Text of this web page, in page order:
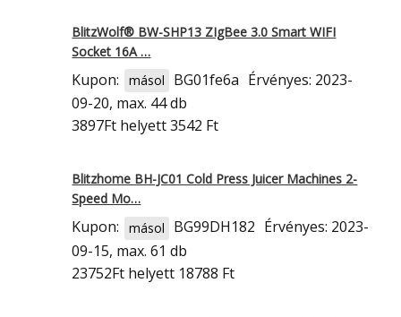
BlitzWolf® BW-SHP13 ZΙgBee 3.0 Smart WIFI
Socket 16A …
Kupon: másol BG01fe6a Érvényes: 2023-
09-20, max. 44 db
3897Ft helyett 3542 Ft
Blitzhome BH-JC01 Cold Press Juicer Machines 2-
Speed Mo…
Kupon: másol BG99DH182 Érvényes: 2023-
09-15, max. 61 db
23752Ft helyett 18788 Ft